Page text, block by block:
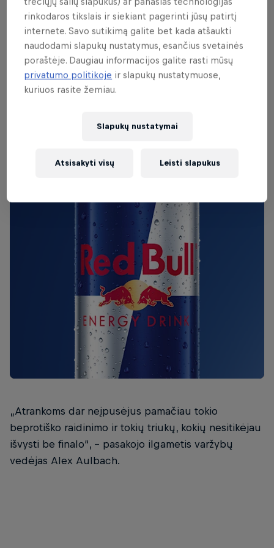
ORIGINALUS RED BULL
Red Bull Energy Drink
„Atrankoms dar neįpusėjus pamačiau tokio
beprotiško raidinimo ir tokių triukų, kokių nesitikėjau
išvysti be finalo“, – pasakojo ilgametis varžybų
vedėjas Alex Aulbach.
rinkodaros tikslais ir siekiant pagerinti jūsų patirtį
internete. Savo sutikimą galite bet kada atšaukti
naudodami slapukų nustatymus, esančius svetainės
poraštėje. Daugiau informacijos galite rasti mūsų
privatumo politikoje ir slapukų nustatymuose,
kuriuos rasite žemiau.
Slapukų nustatymai
Atsisakyti visų Leisti slapukus